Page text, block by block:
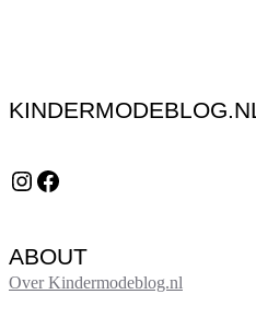
KINDERMODEBLOG.NL
Instagram Facebook
ABOUT
Over Kindermodeblog.nl